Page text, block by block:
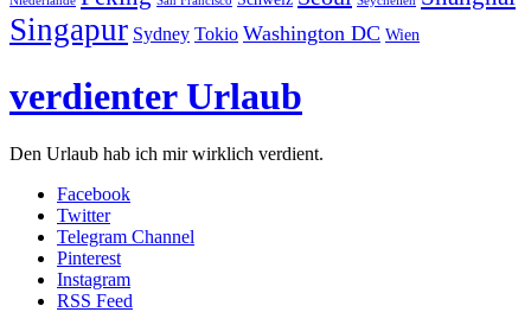
Singapur Sydney Tokio Washington DC Wien
verdienter Urlaub
Den Urlaub hab ich mir wirklich verdient.
Facebook
Twitter
Telegram Channel
Pinterest
Instagram
RSS Feed